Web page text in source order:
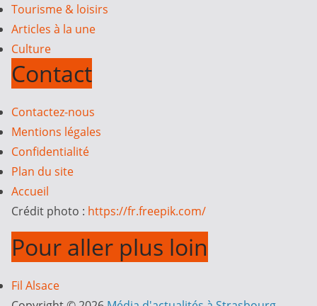
Tourisme & loisirs
Articles à la une
Culture
Contact
Contactez-nous
Mentions légales
Confidentialité
Plan du site
Accueil
Crédit photo : https://fr.freepik.com/
Pour aller plus loin
Fil Alsace